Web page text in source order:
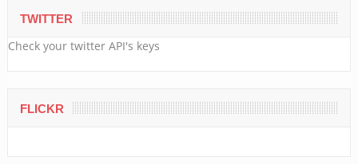
TWITTER
Check your twitter API's keys
FLICKR